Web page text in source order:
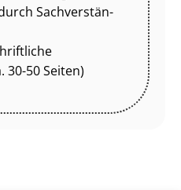
Sach­ver­stän­
30-50 Seiten)